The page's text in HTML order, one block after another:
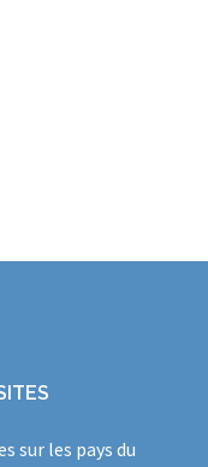
sur les pays du